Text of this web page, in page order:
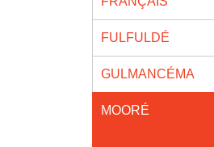
FULFULDÉ
GULMANCÉMA
MOORÉ